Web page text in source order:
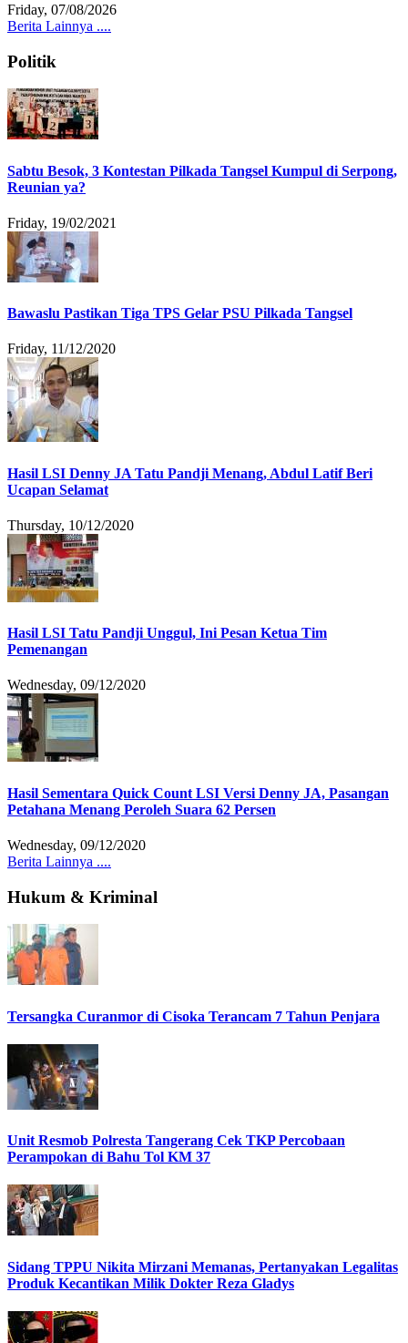
Friday, 07/08/2026
Berita Lainnya ....
Politik
Sabtu Besok, 3 Kontestan Pilkada Tangsel Kumpul di Serpong,
Reunian ya?
Friday, 19/02/2021
Bawaslu Pastikan Tiga TPS Gelar PSU Pilkada Tangsel
Friday, 11/12/2020
Hasil LSI Denny JA Tatu Pandji Menang, Abdul Latif Beri
Ucapan Selamat
Thursday, 10/12/2020
Hasil LSI Tatu Pandji Unggul, Ini Pesan Ketua Tim
Pemenangan
Wednesday, 09/12/2020
Hasil Sementara Quick Count LSI Versi Denny JA, Pasangan
Petahana Menang Peroleh Suara 62 Persen
Wednesday, 09/12/2020
Berita Lainnya ....
Hukum & Kriminal
Tersangka Curanmor di Cisoka Terancam 7 Tahun Penjara
Unit Resmob Polresta Tangerang Cek TKP Percobaan
Perampokan di Bahu Tol KM 37
Sidang TPPU Nikita Mirzani Memanas, Pertanyakan Legalitas
Produk Kecantikan Milik Dokter Reza Gladys